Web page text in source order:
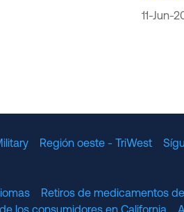
11-Jun-
Región oeste - TriWest
Retiros de medicamentos